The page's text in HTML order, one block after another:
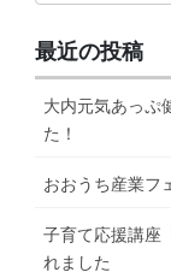
最近の投稿
大内元気あっぷ
た！
おおうち産業フ
子育て応援講座
れました